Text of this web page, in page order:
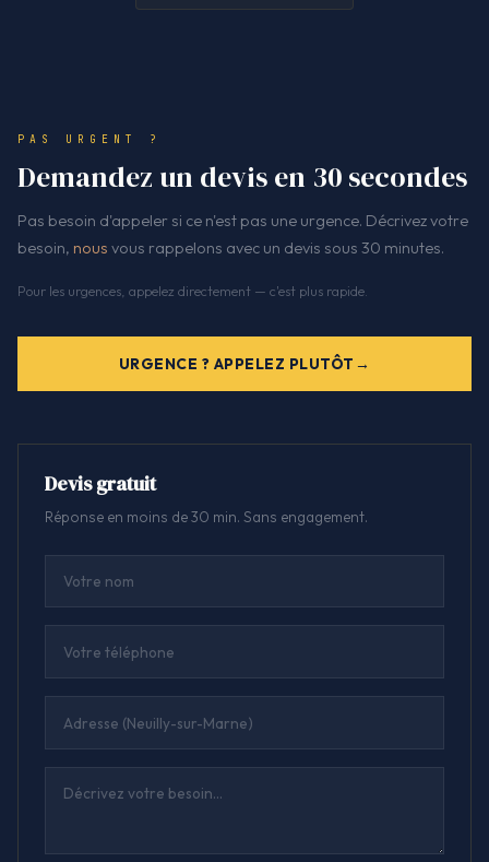
PAS URGENT ?
Demandez un devis en 30 secondes
Pas besoin d'appeler si ce n'est pas une urgence. Décrivez votre
besoin, nous vous rappelons avec un devis sous 30 minutes.
Pour les urgences, appelez directement — c'est plus rapide.
URGENCE ? APPELEZ PLUTÔT
Devis gratuit
Réponse en moins de 30 min. Sans engagement.